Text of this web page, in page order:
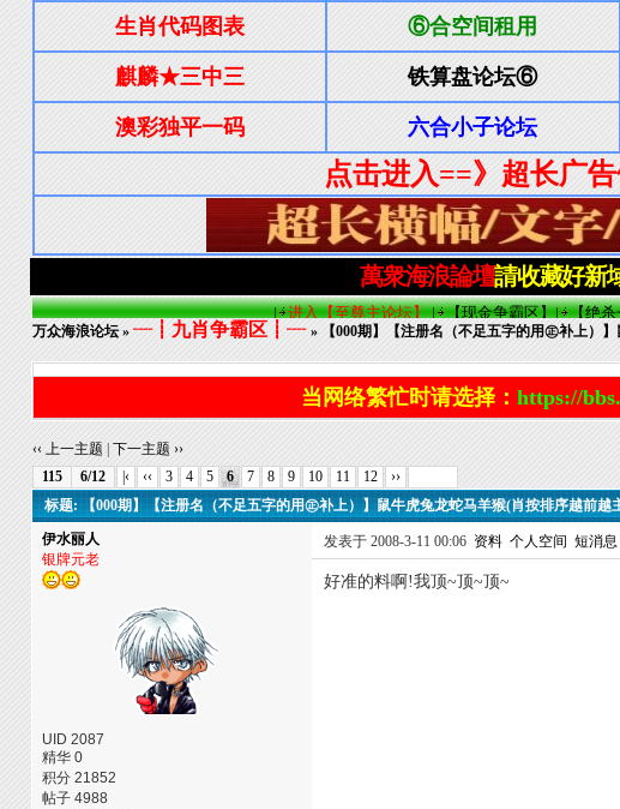
万众海浪论坛» ┈┋九肖争霸区┋┈ » 【000期】【注册名（不足五字的用㊣补上）
当网络繁忙时请选择： https://
‹‹ 上一主题
下一主题 ››
115
6/12 |‹ ‹‹ 3 4 5 6 7 8 9 10 11 12
››
标题: 【000期】【注册名（不足五字的用㊣补上）】鼠牛虎兔龙蛇马羊猴(肖按排序越前越
伊水丽人
银牌元老
UID 2087
精华 0
积分 21852
帖子 4988
发表于 2008-3-11 00:06 资料 个人空间 短消息
好准的料啊!我顶~顶~顶~